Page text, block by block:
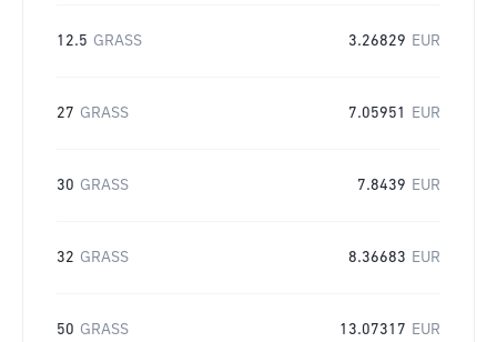
12.5 GRASS 3.26829 EUR
27 GRASS 7.05951 EUR
30 GRASS 7.8439 EUR
32 GRASS 8.36683 EUR
50 GRASS 13.07317 EUR